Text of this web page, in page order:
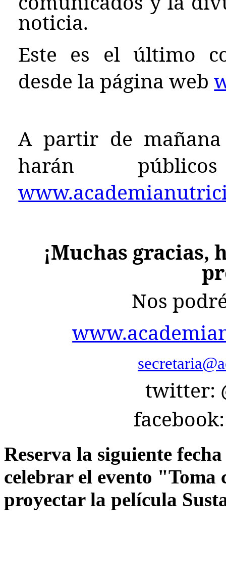
noticia.
Este es el último
desde la página web
A partir de mañana
harán
¡Muchas gracias,
Nos
twitter:
Reserva la siguiente
celebrar el evento "Toma
proyectar la película